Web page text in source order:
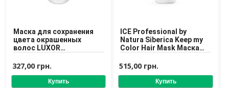
Маска для сохранения
цвета окрашенных
волос LUXOR
Mask 200 ml
327,00 грн.
ICE Professional by
Natura Siberica Keep my
Color Hair Mask Маска
тонированных волос
515,00 грн.